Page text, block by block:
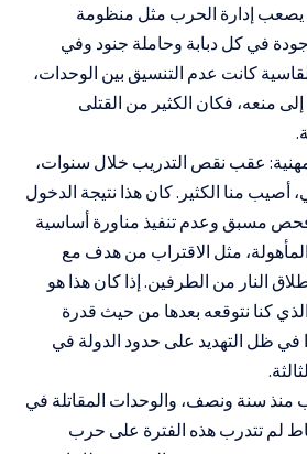
يصعب إدارة الحرب مثل منظومة
في كل دبابة وحاملة جنود وفي
كانت عدم التنسيق بين الوحدات،
منعه، فكان الكثير من القتلى
عقب نقص التدريب خلال سنوات،
أصيب منا الكثير. كان هذا نتيجة الدخول
مسبق وعدم تنفيذ مناورة أساسية
مثل الاقتراب من هدف مع
النار من الطرفين. إذا كان هذا هو
كنا نتوقعه بعدها من حيث قدرة
في ظل التهديد على حدود الدولة في
منذ سنة ونصف، والوحدات المقاتلة في
لم تتدرب هذه الفترة على حرب